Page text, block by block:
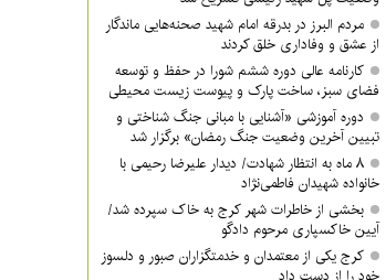
مردم البرز در بدرقه امام شهید صحنه‌هایی ماندگار
از عشق و وفاداری خلق کردند
کارنامه عالی دوره ششم شورا در حفظ و توسعه
فضای سبز، ساخت پارک و پیوست زیست محیطی
دوره آموزشی «آشنایی با مبانی جنگ شناختی و
تبیین آخرین وضعیت جنگ رمضان» برگزار شد
۸ ماه به انتظار شهادت/ دیدار علیرضا رحیمی با
خانواده شهیدان فاطمی‌نژاد
بخشی از خاطرات شهر کرج به خاک سپرده شد/
آیین خاکسپاری مرحوم دادگو
کرج یکی از معتمدان و خدمتگزاران صبور و دلسوز